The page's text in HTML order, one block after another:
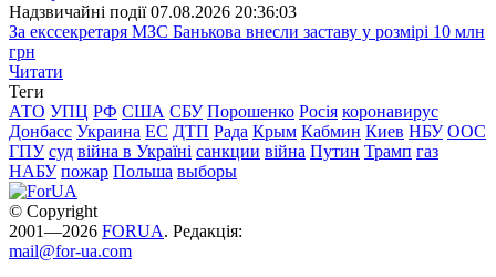
Надзвичайні події 07.08.2026 20:36:03
За екссекретаря МЗС Банькова внесли заставу у розмірі 10 млн
грн
Читати
Теги
АТО УПЦ РФ США СБУ Порошенко Росія коронавирус
Донбасс Украина ЕС ДТП Рада Крым Кабмин Киев НБУ ООС
ГПУ суд війна в Україні санкции війна Путин Трамп газ
НАБУ пожар Польша выборы
© Copyright
2001—2026 FORUA. Редакція:
mail@for-ua.com